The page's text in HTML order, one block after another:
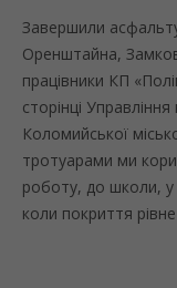
Завершили
Оренштайна,
працівники КП
сторінці
Коломийської
тротуарами ми
роботу, до школи, у
коли покриття